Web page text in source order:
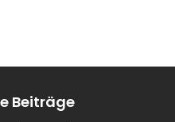
Beiträge